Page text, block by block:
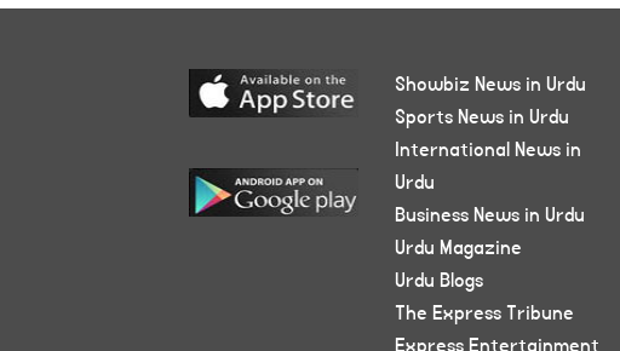
Showbiz News in Urdu
Sports News in Urdu
International News in
Urdu
Business News in Urdu
Urdu Magazine
Urdu Blogs
The Express Tribune